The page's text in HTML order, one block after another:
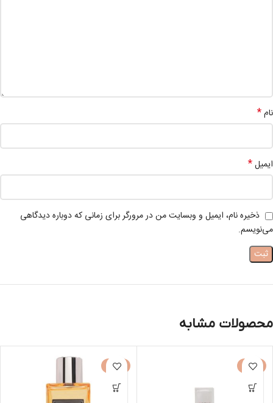
نام*
ایمیل*
ذخیره نام، ایمیل و وبسایت من در مرورگر برای زمانی که دوباره دیدگاهی
می‌نویسم.
محصولات مشابه
-30%
-50%